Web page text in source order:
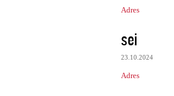
Adres
sei
23.10.2024
Adres